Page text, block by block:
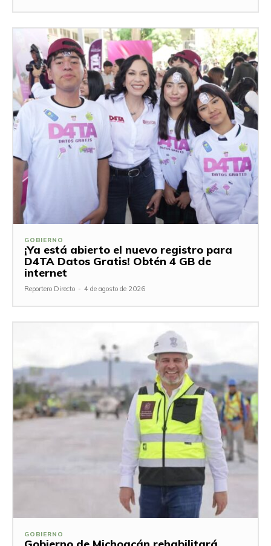
GOBIERNO
¡Ya está abierto el nuevo registro para
D4TA Datos Gratis! Obtén 4 GB de
internet
Reportero Directo - 4 de agosto de 2026
GOBIERNO